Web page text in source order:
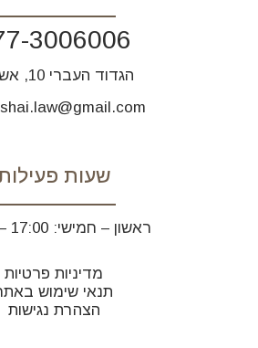
3006006
הגדוד העברי 10, אשקלון
שעות
ראשון – חמישי: 17:00 – 08:00
מדיניות פרטיות
תנאי שימוש
הצהרת נגישות